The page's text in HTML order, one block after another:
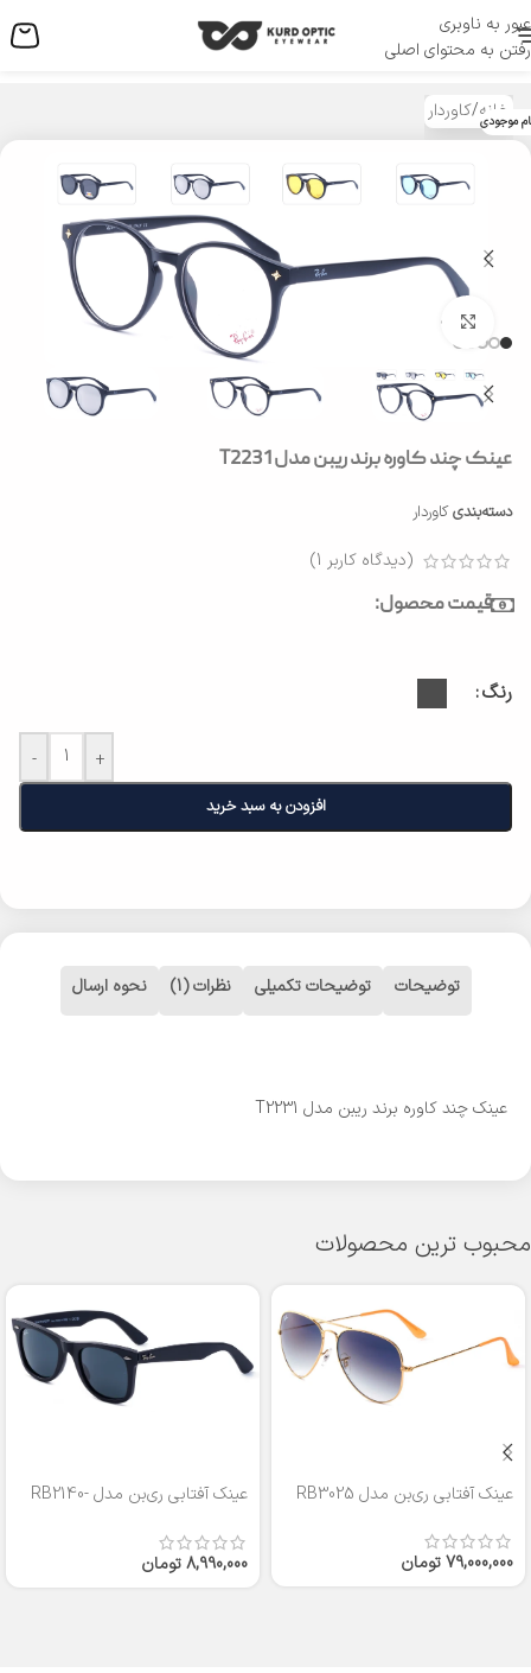
عبور به ناوبری
رفتن به محتوای اصلی
منو
خانه/کاوردار موجودی
بزرگنمایی تصویر
عینک چند کاوره برند ریبن مدل T2231
دسته‌بندی کاوردار
(دیدگاه کاربر 1
)
قیمت محصول:
رنگ
- +
افزودن به سبد خرید
توضیحات توضیحات تکمیلی نظرات (1) نحوه ارسال
عینک چند کاوره برند ریبن مدل T2231
محبوب ترین محصولات
عینک آفتابی ری‌بن مدل RB3025
79,000,000تومان
عینک آفتابی ری‌بن مدل RB2140-
8,990,000تومان